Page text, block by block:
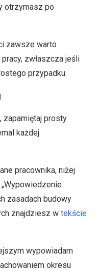
otrzymasz po
zawsze warto
zwłaszcza jeśli
przypadku.
zapamiętaj prosty
każdej
pracownika, niżej
zasadach budowy
znajdziesz w tekście
wypowiadam
okresu